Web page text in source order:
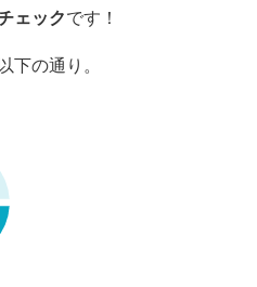
ェックです！
下の通り。